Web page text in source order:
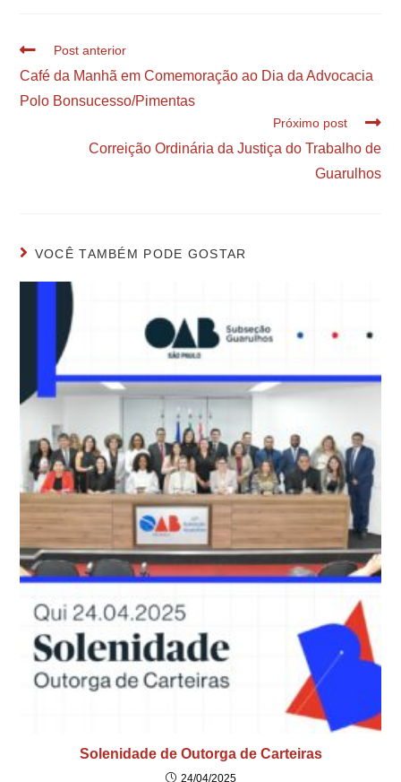
Post anterior
Café da Manhã em Comemoração ao Dia da Advocacia
Polo Bonsucesso/Pimentas
Próximo post
Correição Ordinária da Justiça do Trabalho de
Guarulhos
VOCÊ TAMBÉM PODE GOSTAR
Solenidade de Outorga de Carteiras
24/04/2025